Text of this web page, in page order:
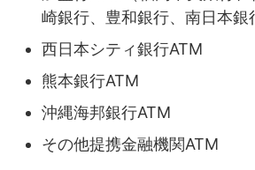
崎銀行、豊和銀行、南日本銀
西日本シティ銀行ATM
熊本銀行ATM
沖縄海邦銀行ATM
その他提携金融機関ATM